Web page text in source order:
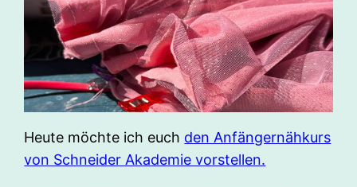
Heute möchte ich euch den Anfängernähkurs
von Schneider Akademie vorstellen.